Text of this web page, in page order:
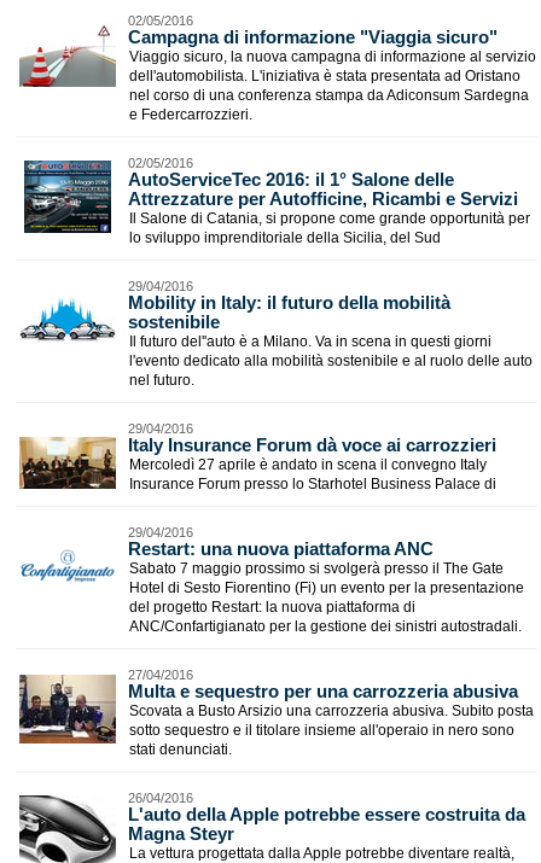
02/05/2016
Campagna di informazione "Viaggia sicuro"
Viaggio sicuro, la nuova campagna di informazione al servizio
dell'automobilista. L'iniziativa è stata presentata ad Oristano
nel corso di una conferenza stampa da Adiconsum Sardegna
e Federcarrozzieri.
02/05/2016
AutoServiceTec 2016: il 1° Salone delle
Attrezzature per Autofficine, Ricambi e Servizi
Il Salone di Catania, si propone come grande opportunità per
lo sviluppo imprenditoriale della Sicilia, del Sud
29/04/2016
Mobility in Italy: il futuro della mobilità
sostenibile
Il futuro del''auto è a Milano. Va in scena in questi giorni
l'evento dedicato alla mobilità sostenibile e al ruolo delle auto
nel futuro.
29/04/2016
Italy Insurance Forum dà voce ai carrozzieri
Mercoledì 27 aprile è andato in scena il convegno Italy
Insurance Forum presso lo Starhotel Business Palace di
29/04/2016
Restart: una nuova piattaforma ANC
Sabato 7 maggio prossimo si svolgerà presso il The Gate
Hotel di Sesto Fiorentino (Fi) un evento per la presentazione
del progetto Restart: la nuova piattaforma di
ANC/Confartigianato per la gestione dei sinistri autostradali.
27/04/2016
Multa e sequestro per una carrozzeria abusiva
Scovata a Busto Arsizio una carrozzeria abusiva. Subito posta
sotto sequestro e il titolare insieme all'operaio in nero sono
stati denunciati.
26/04/2016
L'auto della Apple potrebbe essere costruita da
Magna Steyr
La vettura progettata dalla Apple potrebbe diventare realtà,